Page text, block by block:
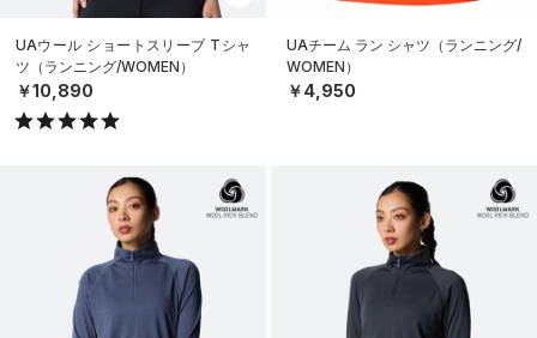
UAウール ショートスリーブ Tシャ
ツ（ランニング/WOMEN）
￥10,890
UAチーム ラン シャツ（ランニング/
WOMEN）
￥4,950